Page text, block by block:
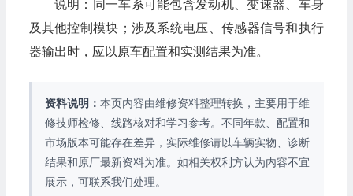
说明：同一车系可能包含发动机、变速器、车身
及其他控制模块；涉及系统电压、传感器信号和执行
器输出时，应以原车配置和实测结果为准。
资料说明： 本页内容由维修资料整理转换，主要用于维
修技师检修、线路核对和学习参考。不同年款、配置和
市场版本可能存在差异，实际维修请以车辆实物、诊断
结果和原厂最新资料为准。如相关权利方认为内容不宜
展示，可联系我们处理。